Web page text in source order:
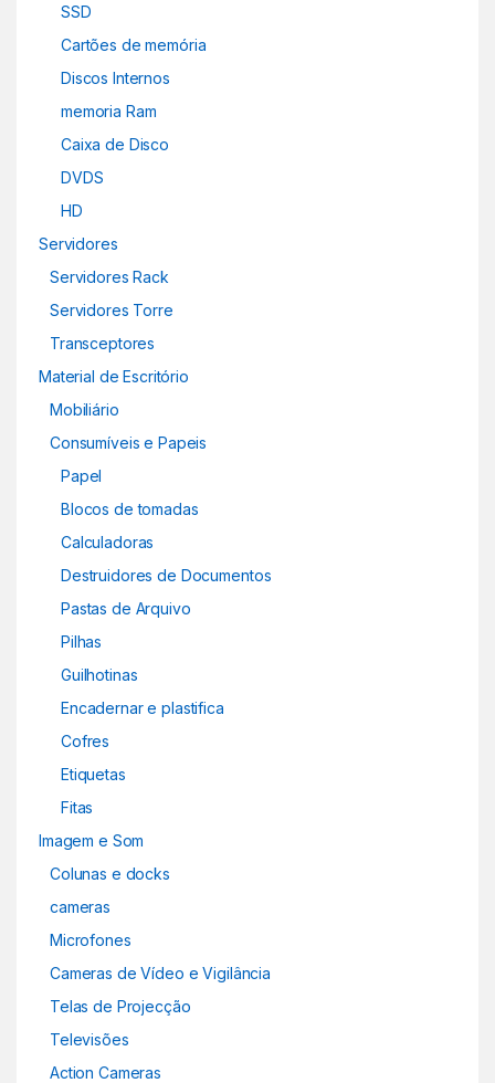
SSD
Cartões de memória
Discos Internos
memoria Ram
Caixa de Disco
DVDS
HD
Servidores
Servidores Rack
Servidores Torre
Transceptores
Material de Escritório
Mobiliário
Consumíveis e Papeis
Papel
Blocos de tomadas
Calculadoras
Destruidores de Documentos
Pastas de Arquivo
Pilhas
Guilhotinas
Encadernar e plastifica
Cofres
Etiquetas
Fitas
Imagem e Som
Colunas e docks
cameras
Microfones
Cameras de Vídeo e Vigilância
Telas de Projecção
Televisões
Action Cameras